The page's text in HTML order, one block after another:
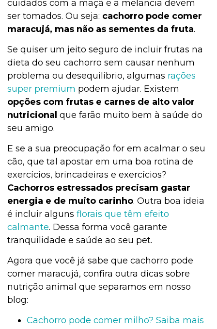
cuidados com a maçã e a melancia devem
ser tomados. Ou seja: cachorro pode comer
maracujá, mas não as sementes da fruta.
Se quiser um jeito seguro de incluir frutas na
dieta do seu cachorro sem causar nenhum
problema ou desequilíbrio, algumas rações
super premium podem ajudar. Existem
opções com frutas e carnes de alto valor
nutricional que farão muito bem à saúde do
seu amigo.
E se a sua preocupação for em acalmar o seu
cão, que tal apostar em uma boa rotina de
exercícios, brincadeiras e exercícios?
Cachorros estressados precisam gastar
energia e de muito carinho. Outra boa ideia
é incluir alguns florais que têm efeito
calmante. Dessa forma você garante
tranquilidade e saúde ao seu pet.
Agora que você já sabe que cachorro pode
comer maracujá, confira outra dicas sobre
nutrição animal que separamos em nosso
blog:
Cachorro pode comer milho? Saiba mais